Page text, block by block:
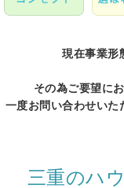
現在事業形
その為ご要望に
一度お問い合わせいた
三重のハ